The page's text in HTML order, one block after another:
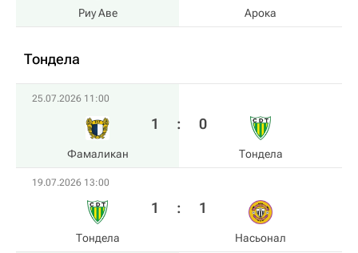
Риу Аве Арока
Тондела
25.07.2026 11:00
Фамаликан
1 : 0
Тондела
19.07.2026 13:00
Тондела
1 : 1
Насьонал